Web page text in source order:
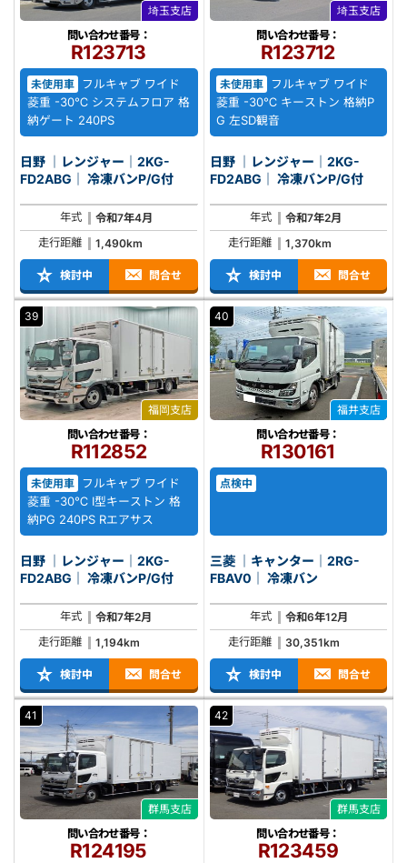
埼玉支店
問い合わせ番号：
R123713
未使用車
フルキャブ ワイド
菱重 -30℃ システムフロア 格
納ゲート 240PS
日野 ｜レンジャー｜2KG-
FD2ABG｜ 冷凍バンP/G付
年式
令和7年4月
走行距離
1,490km
検討中 問合せ
埼玉支店
問い合わせ番号：
R123712
未使用車 フルキャブ ワイド
菱重 -30℃ キーストン 格納P
G 左SD観音
日野 ｜レンジャー｜2KG-
FD2ABG｜ 冷凍バンP/G付
年式
令和7年2月
走行距離
1,370km
検討中 問合せ
39
福岡支店
問い合わせ番号：
R112852
未使用車
フルキャブ ワイド
菱重 -30℃ I型キーストン 格
納PG 240PS Rエアサス
日野 ｜レンジャー｜2KG-
FD2ABG｜ 冷凍バンP/G付
年式
令和7年2月
走行距離
1,194km
検討中 問合せ
40
福井支店
問い合わせ番号：
R130161
点検中
三菱 ｜キャンター｜2RG-
FBAV0｜ 冷凍バン
年式
令和6年12月
走行距離
30,351km
検討中 問合せ
41
群馬支店
問い合わせ番号：
R124195
42
群馬支店
問い合わせ番号：
R123459